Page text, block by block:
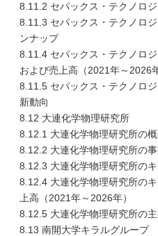
8.11.2 セパックス・テクノロ
8.11.3 セパックス・テクノロ
ンナップ
8.11.4 セパックス・テクノロ
および売上高（2021年～2026
8.11.5 セパックス・テクノロ
新動向
8.12 大連化学物理研究所
8.12.1 大連化学物理研究所の
8.12.2 大連化学物理研究所の
8.12.3 大連化学物理研究所の
8.12.4 大連化学物理研究所の
上高（2021年～2026年）
8.12.5 大連化学物理研究所の
8.13 南開大学キラルグループ